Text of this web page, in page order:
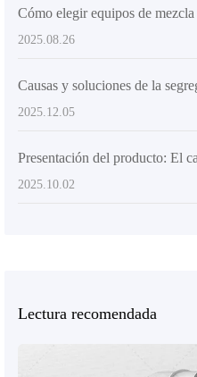
2025.08.26
2025.12.05
2025.10.02
Lectura recomendada